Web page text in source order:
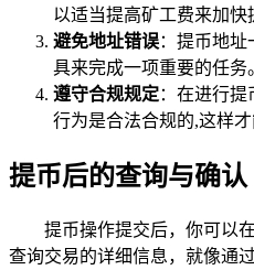
以适当提高矿工费来加快
避免地址错误：提币地
具来完成一项重要的任务
遵守合规规定：在进行
行为是合法合规的,这样
提币后的查询与确认
提币操作提交后，你可以
查询交易的详细信息，就像通